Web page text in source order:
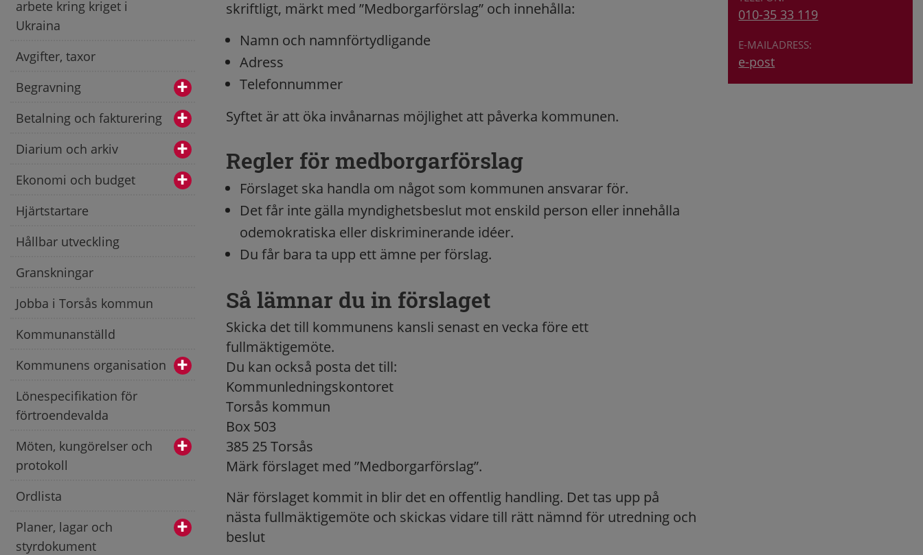
arbete kring kriget i
Ukraina
Avgifter, taxor
Begravning
Betalning och fakturering
Diarium och arkiv
Ekonomi och budget
Hjärtstartare
Hållbar utveckling
Granskningar
Jobba i Torsås kommun
Kommunanställd
Kommunens organisation
Lönespecifikation för
förtroendevalda
Möten, kungörelser och
protokoll
Ordlista
Planer, lagar och
styrdokument
skriftligt, märkt med ”Medborgarförslag” och innehålla:
Namn och namnförtydligande
Adress
Telefonnummer
Syftet är att öka invånarnas möjlighet att påverka kommunen.
Regler för medborgarförslag
Förslaget ska handla om något som kommunen ansvarar för.
Det får inte gälla myndighetsbeslut mot enskild person eller innehålla
odemokratiska eller diskriminerande idéer.
Du får bara ta upp ett ämne per förslag.
Så lämnar du in förslaget
Skicka det till kommunens kansli senast en vecka före ett
fullmäktigemöte.
Du kan också posta det till:
Kommunledningskontoret
Torsås kommun
Box 503
385 25 Torsås
Märk förslaget med ”Medborgarförslag”.
När förslaget kommit in blir det en offentlig handling. Det tas upp på
nästa fullmäktigemöte och skickas vidare till rätt nämnd för utredning och
beslut
010-35 33 119
e-post